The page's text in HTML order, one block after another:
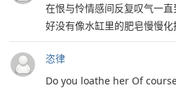
在恨与怜情感间反复叹气一
好没有像水缸里的肥皂慢慢化
恣律
Do you loathe her Of